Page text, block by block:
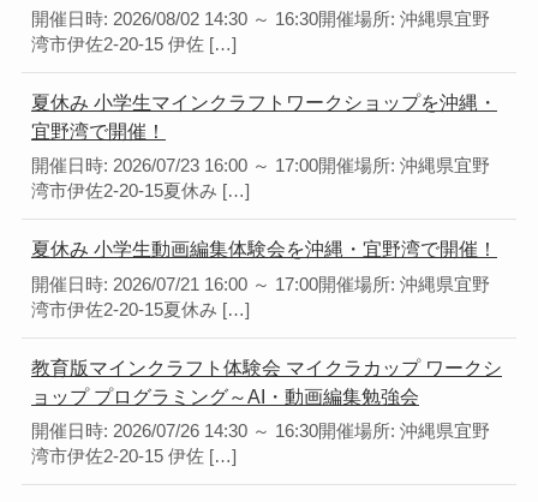
開催日時: 2026/08/02 14:30 ～ 16:30開催場所: 沖縄県宜野
湾市伊佐2-20-15 伊佐 […]
夏休み 小学生マインクラフトワークショップを沖縄・
宜野湾で開催！
開催日時: 2026/07/23 16:00 ～ 17:00開催場所: 沖縄県宜野
湾市伊佐2-20-15夏休み […]
夏休み 小学生動画編集体験会を沖縄・宜野湾で開催！
開催日時: 2026/07/21 16:00 ～ 17:00開催場所: 沖縄県宜野
湾市伊佐2-20-15夏休み […]
教育版マインクラフト体験会 マイクラカップ ワークシ
ョップ プログラミング～AI・動画編集勉強会
開催日時: 2026/07/26 14:30 ～ 16:30開催場所: 沖縄県宜野
湾市伊佐2-20-15 伊佐 […]